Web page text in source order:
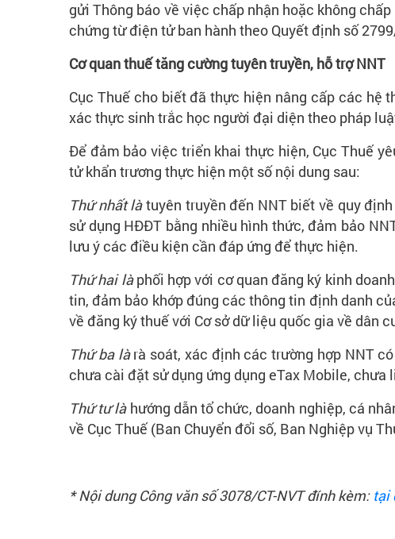
gửi Thông báo về việc chấp nhận hoặc không
chứng từ điện tử ban hành theo Quyết định số
Cơ quan thuế tăng cường tuyên truyền, hỗ trợ NNT
Cục Thuế cho biết đã thực hiện nâng cấp các hệ
xác thực sinh trắc học người đại diện theo pháp
Để đảm bảo việc triển khai thực hiện, Cục Thuế
tử khẩn trương thực hiện một số nội dung sau:
Thứ nhất làtuyên truyền đến NNT biết về quy
sử dụng HĐĐT bằng nhiều hình thức, đảm bảo
lưu ý các điều kiện cần đáp ứng để thực hiện.
Thứ hai làphối hợp với cơ quan đăng ký kinh
tin, đảm bảo khớp đúng các thông tin định danh
về đăng ký thuế với Cơ sở dữ liệu quốc gia về dân
Thứ ba làrà soát, xác định các trường hợp NNT
chưa cài đặt sử dụng ứng dụng eTax Mobile, chưa
Thứ tư làhướng dẫn tổ chức, doanh nghiệp, cá
về Cục Thuế (Ban Chuyển đổi số, Ban Nghiệp vụ
* Nội dung Công văn số 3078/CT-NVT đính kèm: tại